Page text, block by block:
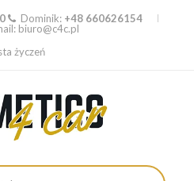
Dominik: +48 660626154
biuro@c4c.pl
życzeń